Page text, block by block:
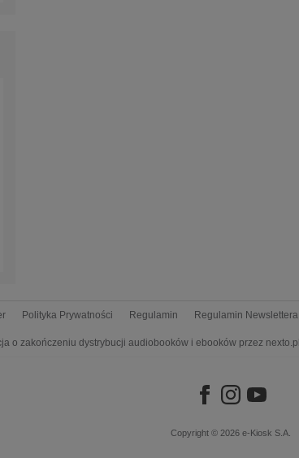
Polityka Prywatności Regulamin Regulamin Newslettera
o zakończeniu dystrybucji audiobooków i ebooków przez nexto.pl
Copyright © 2026 e-Kiosk S.A.